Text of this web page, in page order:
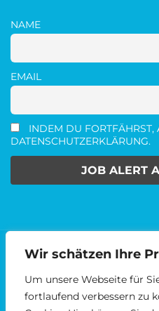
Wir schätzen Ihre
Um unsere Webseite für
fortlaufend verbessern zu
NAME
EMAIL
INDEM DU FORTFÄHRST,
DATENSCHUTZERKLÄRUNG.
2014 - 2024 ©